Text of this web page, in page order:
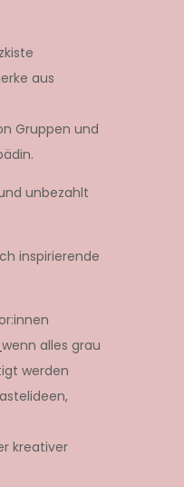
aus
Gruppen und
unbezahlt
inspirierende
wenn alles grau
werden
kreativer